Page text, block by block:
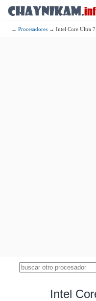
→Procesadores → Intel Core Ultra
Intel